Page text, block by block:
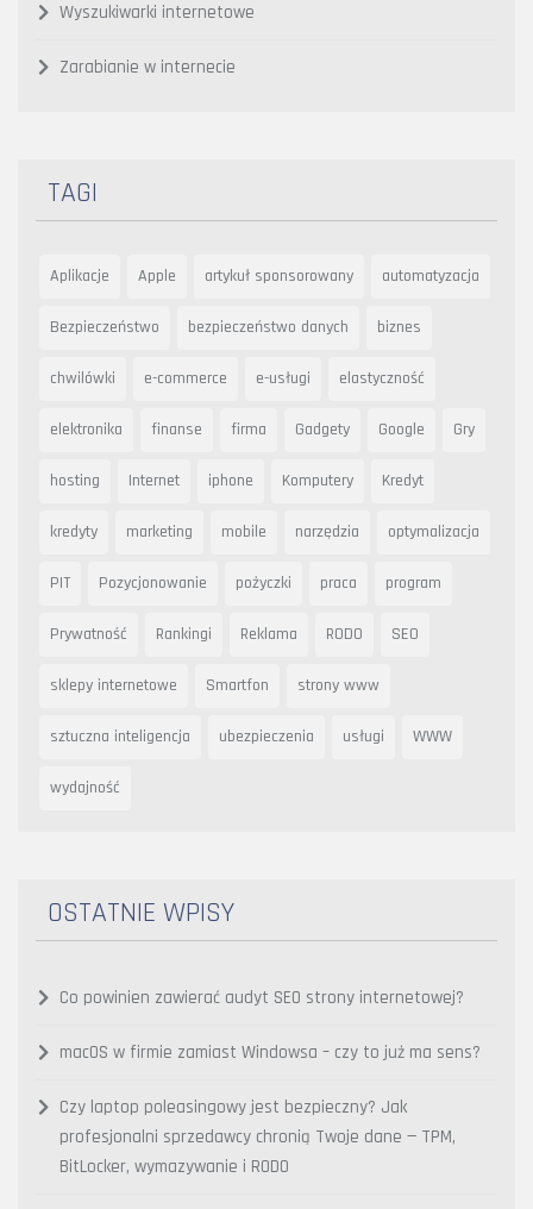
Wyszukiwarki internetowe
Zarabianie w internecie
TAGI
Aplikacje Apple artykuł sponsorowany automatyzacja
Bezpieczeństwo bezpieczeństwo danych biznes
chwilówki e-commerce e-usługi elastyczność
elektronika finanse firma Gadgety Google Gry
hosting Internet iphone Komputery Kredyt
kredyty marketing mobile narzędzia optymalizacja
PIT Pozycjonowanie pożyczki praca program
Prywatność Rankingi Reklama RODO SEO
sklepy internetowe Smartfon strony www
sztuczna inteligencja ubezpieczenia usługi WWW
wydajność
OSTATNIE WPISY
Co powinien zawierać audyt SEO strony internetowej?
macOS w firmie zamiast Windowsa – czy to już ma sens?
Czy laptop poleasingowy jest bezpieczny? Jak
profesjonalni sprzedawcy chronią Twoje dane — TPM,
BitLocker, wymazywanie i RODO